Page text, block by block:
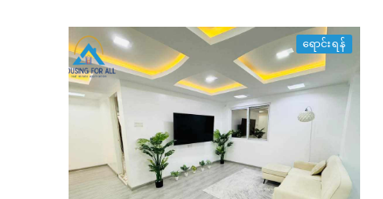
ရောင်းရန်
မြို့နယ်
လုံးချင်းအိမ်
39500 ကျပ်(သိန်း)